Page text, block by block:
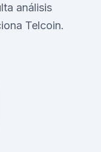
análisis
Telcoin.